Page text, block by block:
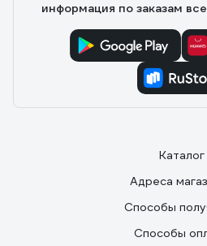
информация по заказам
Каталог
Адреса
Способы
Способы